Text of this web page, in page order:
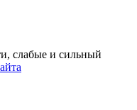
слабые и сильный